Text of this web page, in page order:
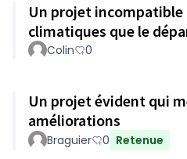
Un projet incompatible
climatiques que le
Colin 0
Un projet évident qui
améliorations
Braguier 0 Retenue